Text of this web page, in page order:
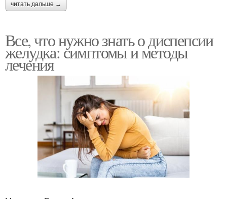
читать дальше →
Все, что нужно знать о диспепсии
желудка: симптомы и методы
лечения